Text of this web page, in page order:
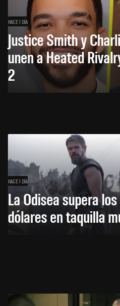
HACE 1 DÍA
Justice Smith y
unen a Heated
2
HACE 1 DÍA
La Odisea supera
dólares en taquilla